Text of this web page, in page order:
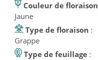
Couleur de floraison
Jaune
Type de floraison :
Grappe
Type de feuillage :